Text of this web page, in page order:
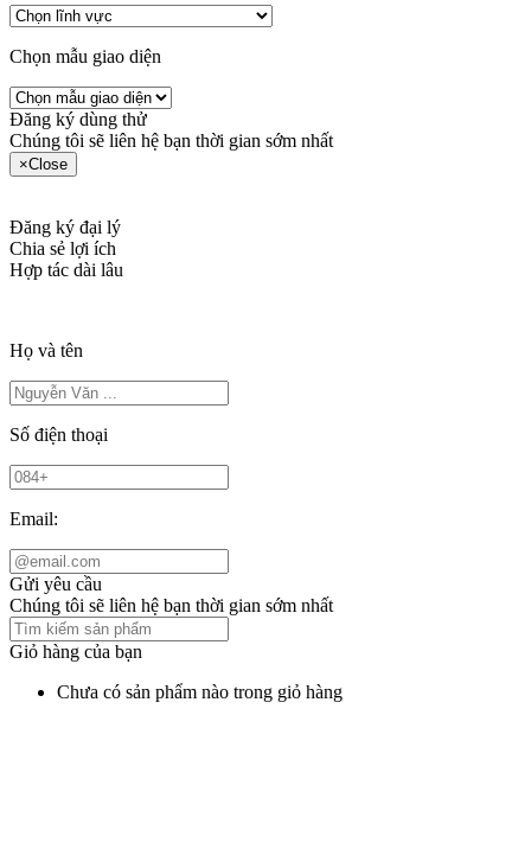
Chọn mẫu giao diện
Đăng ký dùng thử
Chúng tôi sẽ liên hệ bạn thời gian sớm nhất
×Close
Đăng ký đại lý
Chia sẻ lợi ích
Hợp tác dài lâu
Họ và tên
Số điện thoại
Email:
Gửi yêu cầu
Chúng tôi sẽ liên hệ bạn thời gian sớm nhất
Giỏ hàng của bạn
Chưa có sản phẩm nào trong giỏ hàng